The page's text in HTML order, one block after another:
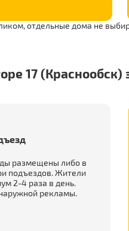
отдельные дома не
17
размещены либо в
подъездов. Жители
2-4 раза в день.
рекламы.